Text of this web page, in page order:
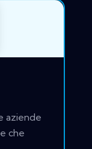
aziende
che